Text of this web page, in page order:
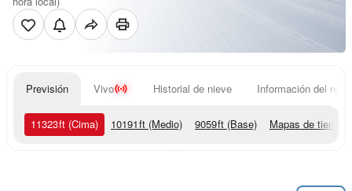
Previsión Vivo Historial de nieve Información del
11323ft (Cima) 10191ft (Medio) 9059ft (Base) Mapas de tiempo